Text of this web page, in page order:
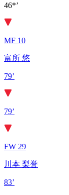
46*’
MF 10
富所 悠
79’
79’
FW 29
川本 梨誉
83’